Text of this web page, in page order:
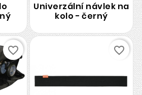
Univerzální návlek na
kolo - černý
favorite_border favorite_border